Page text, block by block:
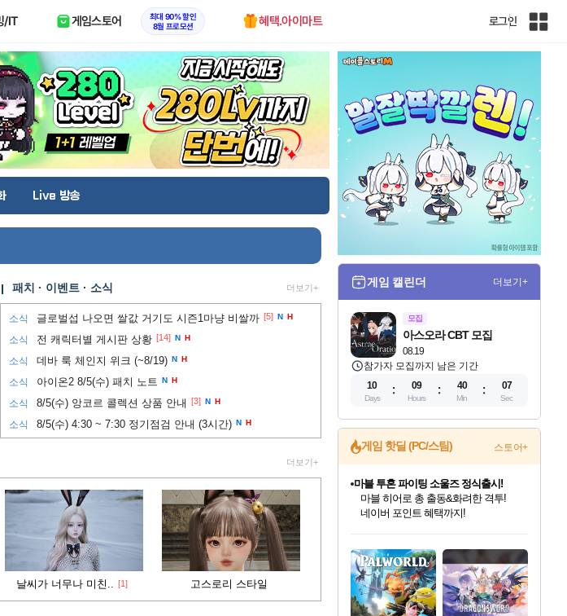
/IT 게임스토어
최대 90% 할인
8월 프로모션
혜택.아이마트 로그인
인
트
Live 방송
패치 · 이벤트 · 소식 더보기+
소식 글로벌섭 나오면 쌀값 거기도 시즌1마냥 비쌀까 [5] N H
소식 전 캐릭터별 게시판 상황 [14] N H
소식 데바 룩 체인지 위크 (~8/19) N H
소식 아이온2 8/5(수) 패치 노트 N H
소식 8/5(수) 앙코르 콜렉션 상품 안내 [3] N H
소식 8/5(수) 4:30 ~ 7:30 정기점검 안내 (3시간) N H
더보기+
날씨가 너무나 미친.. [1] 고스로리 스타일
게임 캘린더 더보기+
모집
08.19
아스오라 CBT 모집
참가자 모집까지 남은 기간
10
Days
09
Hours
40
Min
06
Sec
게임 핫딜 (PC/스팀) 스토어+
최대 90% 할인가를 만나보세요!
네이버혜택과 함께 만나보세요!
50%할인&추가 적립까지!
마블 투혼 파이팅 소울즈 정식출시!
마블 히어로 총 출동&화려한 격투!
네이버 포인트 혜택까지!
이니&베니 혜택까지!
네이버 혜택가와 함께 예약하세요!
할인&네이버혜택으로 만나보세요!
네이버페이 혜택과 만나보세요!
40주년 프로모션으로 만나보세요!
할인가에 만나보세요!
일부 에디션 상시 할인!
혜택으로 예약 판매 중
편안하게 충전하세요